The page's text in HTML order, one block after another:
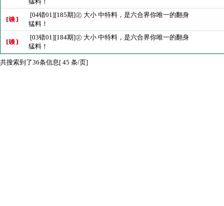
[04错01][185期]㊣ 大小 中特料，是六合界你唯一的翻身
猛料！
[03错01][184期]㊣ 大小 中特料，是六合界你唯一的翻身
猛料！
共搜索到了36条信息[ 45 条/页]